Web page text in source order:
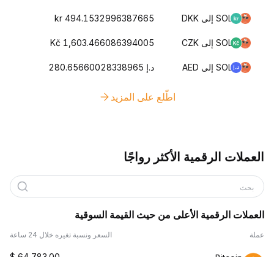
SOL إلى DKK kr 494.1532996387665
SOL إلى CZK Kč 1,603.466086394005
SOL إلى AED د.إ 280.65660028338965
اطّلع على المزيد
العملات الرقمية الأكثر رواجًا
بحث
العملات الرقمية الأعلى من حيث القيمة السوقية
عملة السعر ونسبة تغيره خلال 24 ساعة